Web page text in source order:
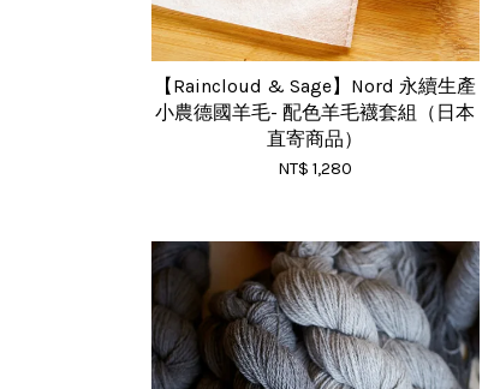
【Raincloud & Sage】Nord 永續生產
小農德國羊毛- 配色羊毛襪套組（日本
直寄商品）
NT$ 1,280